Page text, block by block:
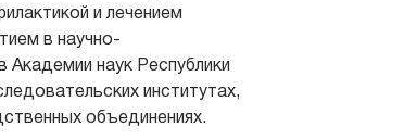
и лечением
в научно-
Академии наук Республики
институтах,
объединениях.